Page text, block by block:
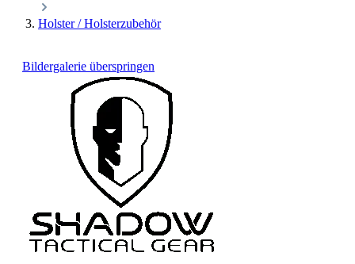
Holster / Holsterzubehör
Bildergalerie überspringen